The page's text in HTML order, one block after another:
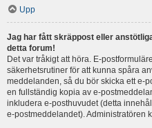
Upp
Jag har fått skräppost eller
detta forum!
Det var tråkigt att höra. E-
säkerhetsrutiner för att kunna spåra
meddelanden, så du bör skicka ett e-
en fullständig kopia av e-
inkludera e-posthuvudet (detta
e-postmeddelandet). Administratören